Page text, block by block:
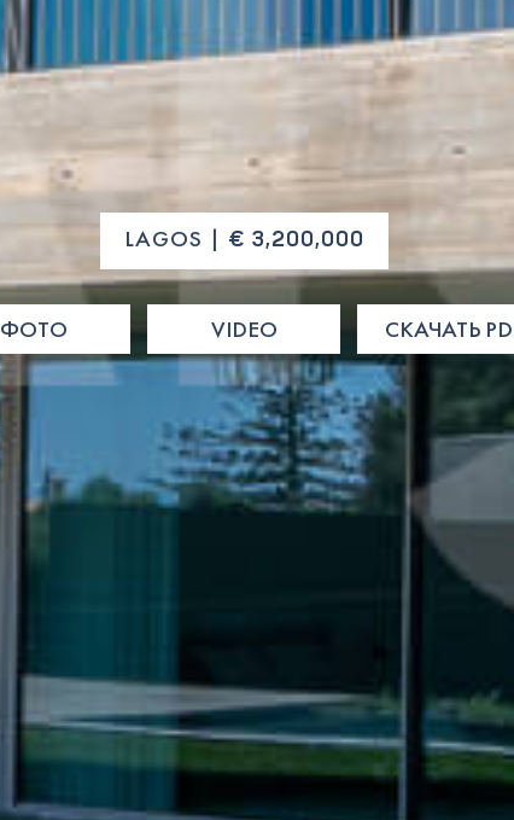
LAGOS | € 3,200,000
ФОТО VIDEO СКАЧАТЬ